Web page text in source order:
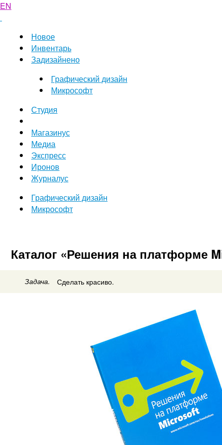
EN
Новое
Инвентарь
Задизайнено
Графический дизайн
Микрософт
Студия
Магазинус
Медиа
Экспресс
Иронов
Журналус
Графический дизайн
Микрософт
Каталог «Решения на платформе
Задача. Сделать красиво.